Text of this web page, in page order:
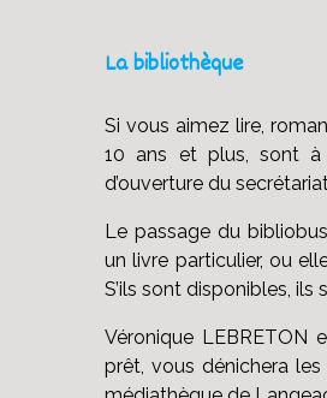
La bibliothèque
Si vous aimez lire,
10 ans et plus, sont à
d’ouverture du
Le passage du
un livre particulier, ou
S’ils sont disponibles,
Véronique LEBRETON
prêt, vous dénichera